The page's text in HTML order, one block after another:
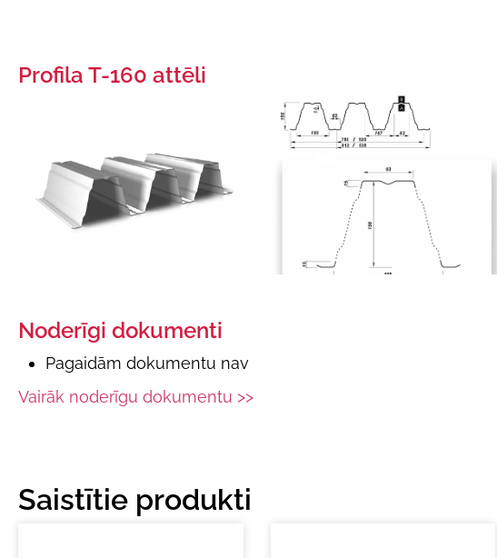
Profila T-160 attēli
Noderīgi dokumenti
Pagaidām dokumentu nav
Vairāk noderīgu dokumentu >>
Saistītie produkti